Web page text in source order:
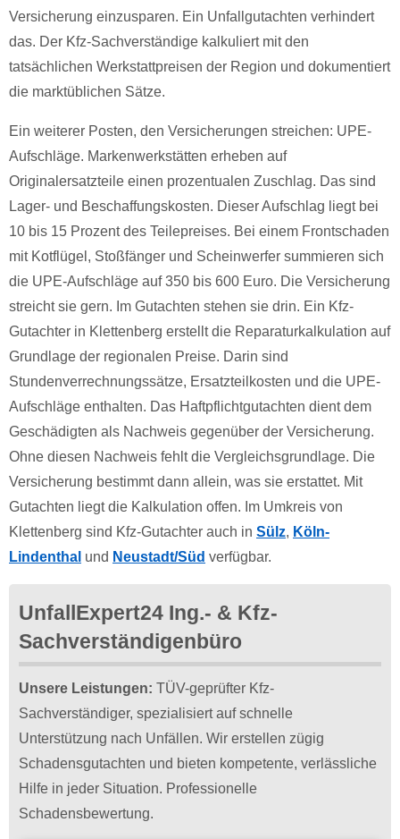
Versicherung einzusparen. Ein Unfallgutachten verhindert
das. Der Kfz-Sachverständige kalkuliert mit den
tatsächlichen Werkstattpreisen der Region und dokumentiert
die marktüblichen Sätze.
Ein weiterer Posten, den Versicherungen streichen: UPE-
Aufschläge. Markenwerkstätten erheben auf
Originalersatzteile einen prozentualen Zuschlag. Das sind
Lager- und Beschaffungskosten. Dieser Aufschlag liegt bei
10 bis 15 Prozent des Teilepreises. Bei einem Frontschaden
mit Kotflügel, Stoßfänger und Scheinwerfer summieren sich
die UPE-Aufschläge auf 350 bis 600 Euro. Die Versicherung
streicht sie gern. Im Gutachten stehen sie drin. Ein Kfz-
Gutachter in Klettenberg erstellt die Reparaturkalkulation auf
Grundlage der regionalen Preise. Darin sind
Stundenverrechnungssätze, Ersatzteilkosten und die UPE-
Aufschläge enthalten. Das Haftpflichtgutachten dient dem
Geschädigten als Nachweis gegenüber der Versicherung.
Ohne diesen Nachweis fehlt die Vergleichsgrundlage. Die
Versicherung bestimmt dann allein, was sie erstattet. Mit
Gutachten liegt die Kalkulation offen. Im Umkreis von
Klettenberg sind Kfz-Gutachter auch in Sülz, Köln-
Lindenthal und Neustadt/Süd verfügbar.
UnfallExpert24 Ing.- & Kfz-
Sachverständigenbüro
Unsere Leistungen: TÜV-geprüfter Kfz-
Sachverständiger, spezialisiert auf schnelle
Unterstützung nach Unfällen. Wir erstellen zügig
Schadensgutachten und bieten kompetente, verlässliche
Hilfe in jeder Situation. Professionelle
Schadensbewertung.